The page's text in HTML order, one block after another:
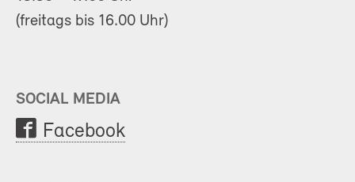
(freitags bis 16.00 Uhr)
SOCIAL MEDIA
Facebook